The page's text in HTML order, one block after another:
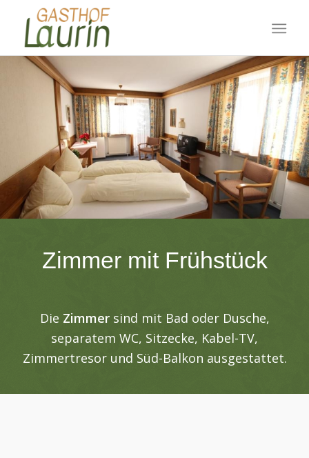
Zimmer mit Frühstück
Die Zimmersind mit Bad oder Dusche,
separatem WC, Sitzecke, Kabel-TV,
Zimmertresor und Süd-Balkon ausgestattet.